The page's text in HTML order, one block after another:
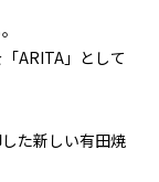
ARITA」として
た新しい有田焼